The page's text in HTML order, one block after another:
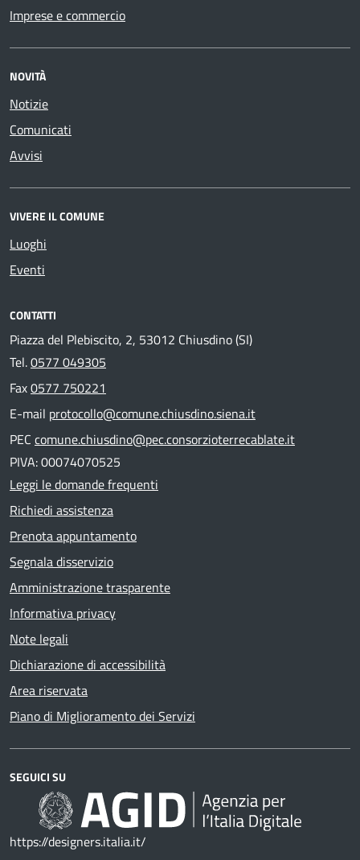
Imprese e commercio
NOVITÀ
Notizie
Comunicati
Avvisi
VIVERE IL COMUNE
Luoghi
Eventi
CONTATTI
Piazza del Plebiscito, 2, 53012 Chiusdino (SI)
Tel.0577 049305
Fax0577 750221
E-mail protocollo@comune.chiusdino.siena.it
PEC comune.chiusdino@pec.consorzioterrecablate.it
PIVA: 00074070525
Leggi le domande frequenti
Richiedi assistenza
Prenota appuntamento
Segnala disservizio
Amministrazione trasparente
Informativa privacy
Note legali
Dichiarazione di accessibilità
Area riservata
Piano di Miglioramento dei Servizi
SEGUICI SU
https://designers.italia.it/